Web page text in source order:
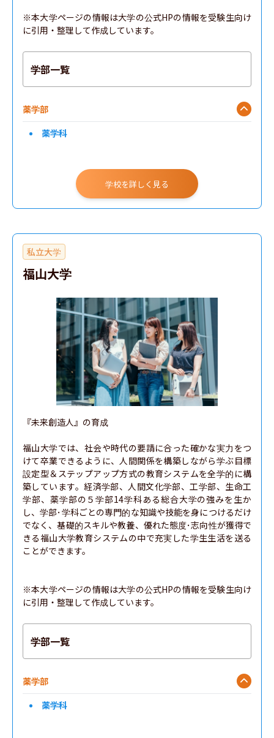
※本大学ページの情報は大学の公式HPの情報を受験生向け
に引用・整理して作成しています。
学部一覧
薬学部
薬学科
学校を詳しく見る
私立大学
福山大学
『未来創造人』の育成
福山大学では、社会や時代の要請に合った確かな実力をつ
けて卒業できるように、人間関係を構築しながら学ぶ目標
設定型＆ステップアップ方式の教育システムを全学的に構
築しています。経済学部、人間文化学部、工学部、生命工
学部、薬学部の５学部14学科ある総合大学の強みを生か
し、学部･学科ごとの専門的な知識や技能を身につけるだけ
でなく、基礎的スキルや教養、優れた態度･志向性が獲得で
きる福山大学教育システムの中で充実した学生生活を送る
ことができます。
※本大学ページの情報は大学の公式HPの情報を受験生向け
に引用・整理して作成しています。
学部一覧
薬学部
薬学科